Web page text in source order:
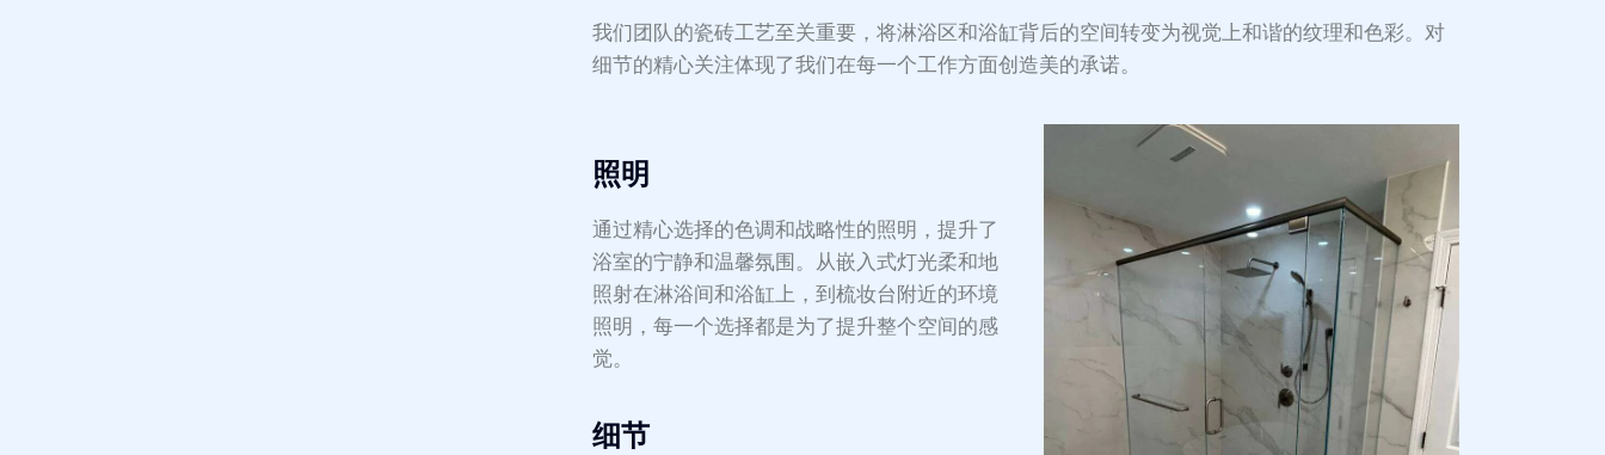
我们团队的瓷砖工艺至关重要，将淋浴区和浴缸背后的空间转变为视觉上和谐的纹理和色彩。对
细节的精心关注体现了我们在每一个工作方面创造美的承诺。
照明
通过精心选择的色调和战略性的照明，提升了
浴室的宁静和温馨氛围。从嵌入式灯光柔和地
照射在淋浴间和浴缸上，到梳妆台附近的环境
照明，每一个选择都是为了提升整个空间的感
觉。
细节